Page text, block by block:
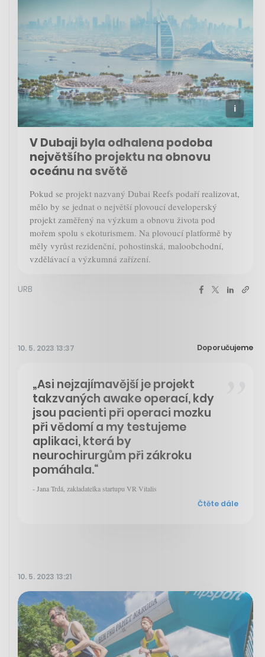
V Dubaji byla odhalena podoba
největšího projektu na obnovu
oceánu na světě
Pokud se projekt nazvaný Dubai Reefs podaří realizovat,
mělo by se jednat o největší plovoucí developerský
projekt zaměřený na výzkum a obnovu života pod
mořem spolu s ekoturismem. Na plovoucí platformě by
měly vyrůst rezidenční, pohostinská, maloobchodní,
vzdělávací a výzkumná zařízení.
URB
10. 5. 2023 13:37 Doporučujeme
„Asi nejzajímavější je projekt
takzvaných awake operací, kdy
jsou pacienti při operaci mozku
při vědomí a my testujeme
aplikaci, která by
neurochirurgům při zákroku
pomáhala.“
- Jana Trdá, zakladatelka startupu VR Vitalis
Čtěte dále
10. 5. 2023 13:21